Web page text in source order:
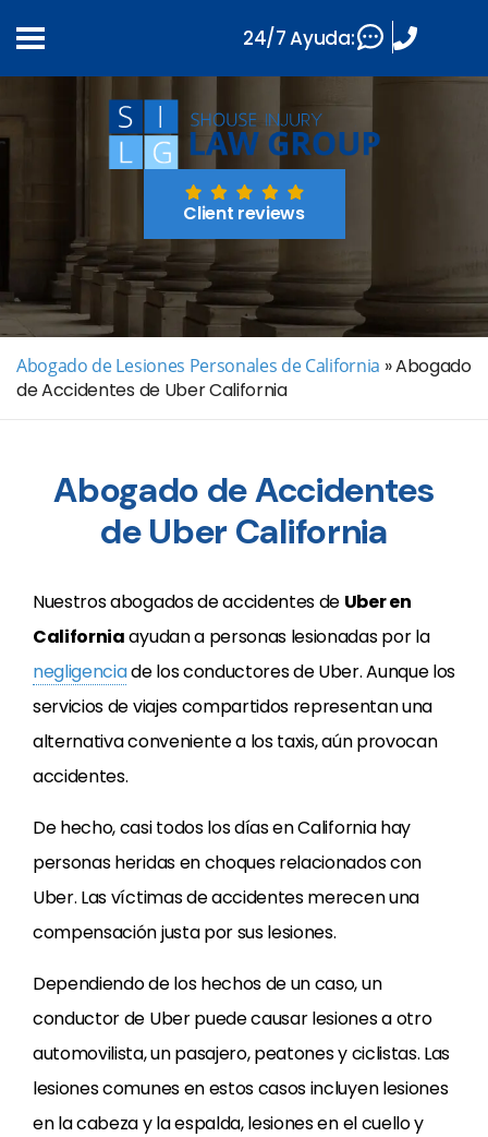
Client reviews
Abogado de Lesiones Personales de California »Abogado
de Accidentes de Uber California
Abogado de Accidentes
de Uber California
Nuestros abogados de accidentes de Uber en
Californiaayudan a personas lesionadas por la
negligenciade los conductores de Uber. Aunque los
servicios de viajes compartidos representan una
alternativa conveniente a los taxis, aún provocan
accidentes.
De hecho, casi todos los días en California hay
personas heridas en choques relacionados con
Uber. Las víctimas de accidentes merecen una
compensación justa por sus lesiones.
Dependiendo de los hechos de un caso, un
conductor de Uber puede causar lesiones a otro
automovilista, un pasajero, peatones y ciclistas. Las
lesiones comunes en estos casos incluyen lesiones
en la cabeza y la espalda, lesiones en el cuello y
24/7 Ayuda: